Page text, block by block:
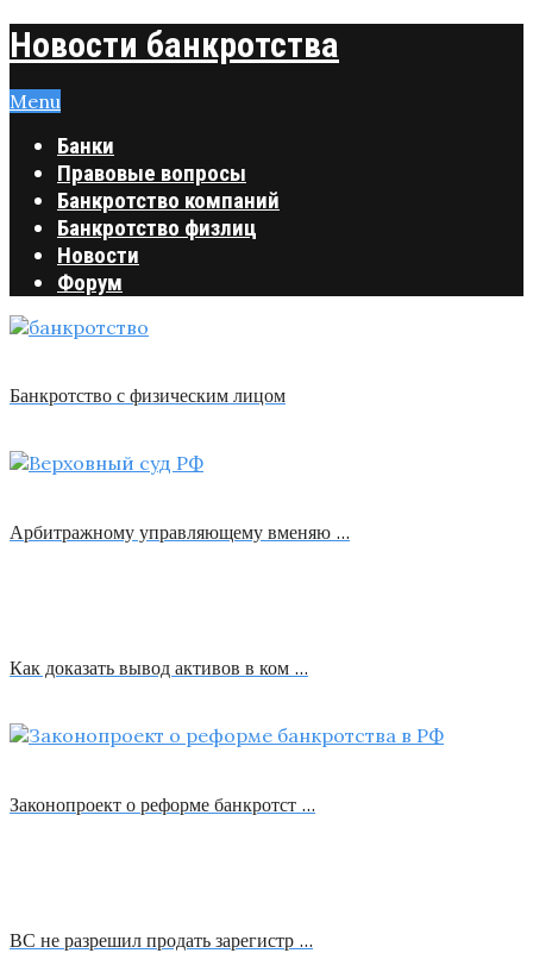
Новости банкротства
Menu
Банки
Правовые вопросы
Банкротство компаний
Банкротство физлиц
Новости
Форум
Банкротство с физическим лицом
Арбитражному управляющему вменяю …
Как доказать вывод активов в ком …
Законопроект о реформе банкротст …
ВС не разрешил продать зарегистр …